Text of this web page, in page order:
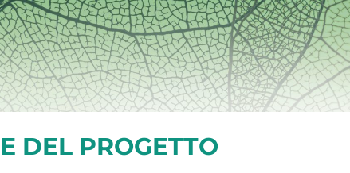
DEL PROGETTO